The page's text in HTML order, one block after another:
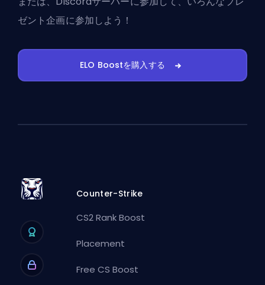
ゼント企画に参加しよう！
ELO Boostを購入する
Counter-Strike
CS2 Rank Boost
Placement
Free CS Boost